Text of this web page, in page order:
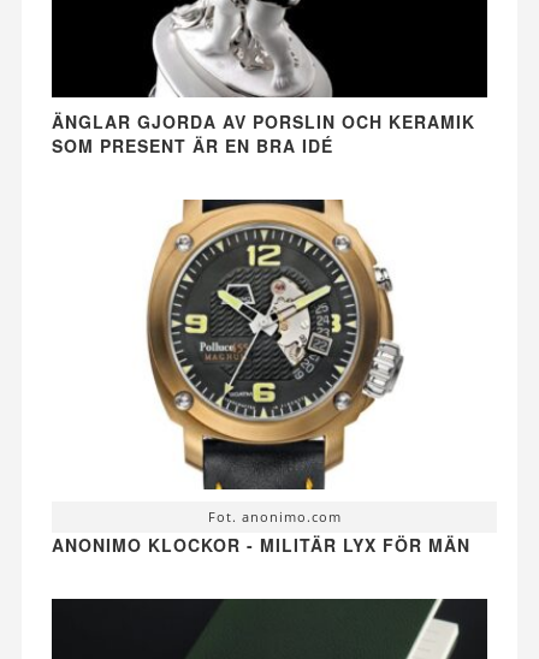
ÄNGLAR GJORDA AV PORSLIN OCH KERAMIK
SOM PRESENT ÄR EN BRA IDÉ
Fot. anonimo.com
ANONIMO KLOCKOR - MILITÄR LYX FÖR MÄN